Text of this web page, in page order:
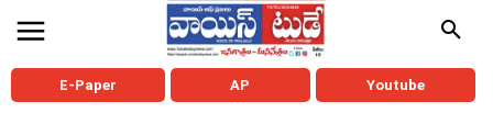
E-Paper AP Youtube